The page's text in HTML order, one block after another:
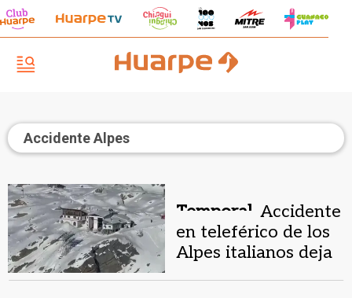
Accidente Alpes
Temporal. Accidente
en teleférico de los
Alpes italianos deja